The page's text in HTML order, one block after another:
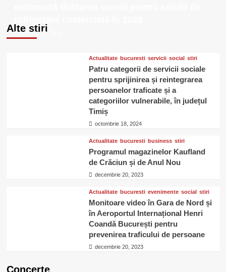
Alte stiri
ianuarie 23, 2026
Actualitate bucuresti servicii social stiri
Patru categorii de servicii sociale
pentru sprijinirea și reintegrarea
persoanelor traficate și a
categoriilor vulnerabile, în județul
Timiș
octombrie 18, 2024
Actualitate bucuresti business stiri
Programul magazinelor Kaufland
de Crăciun și de Anul Nou
decembrie 20, 2023
Actualitate bucuresti evenimente social stiri
Monitoare video în Gara de Nord și
în Aeroportul Internațional Henri
Coandă București pentru
prevenirea traficului de persoane
decembrie 20, 2023
Concerte